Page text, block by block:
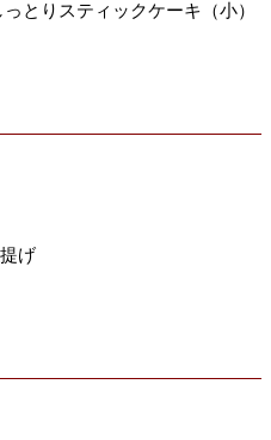
とりスティックケーキ（小）
げ